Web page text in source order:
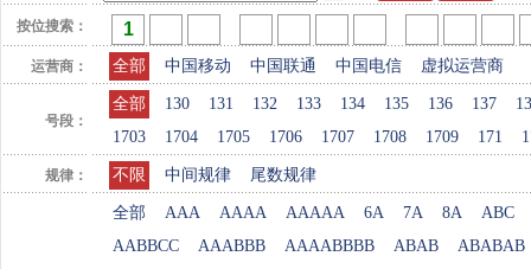
按位搜索：
运营商： 全部 中国移动 中国联通 中国电信 虚拟运营商
号段：
全部 130 131 132 133 134 135 136 137
1703
1704 1705 1706 1707 1708 1709 171
规律： 不限 中间规律 尾数规律
全部 AAA AAAA AAAAA 6A 7A 8A
ABC
AABBCC
AAABBB AAAABBBB ABAB
ABABAB